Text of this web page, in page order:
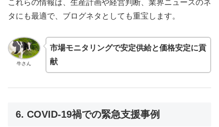
これらの情報は、生産計画や経営判断、業界ニュースのネ
タにも最適で、ブログネタとしても重宝します。
牛さん
市場モニタリングで安定供給と価格安定に貢
献
6. COVID-19禍での緊急支援事例